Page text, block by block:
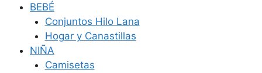
BEBÉ
Conjuntos Hilo Lana
Hogar y Canastillas
NIÑA
Camisetas